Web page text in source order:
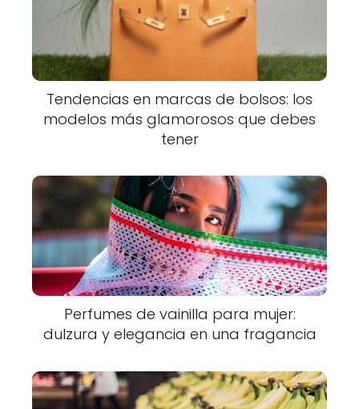
Tendencias en marcas de bolsos: los
modelos más glamorosos que debes
tener
Perfumes de vainilla para mujer:
dulzura y elegancia en una fragancia